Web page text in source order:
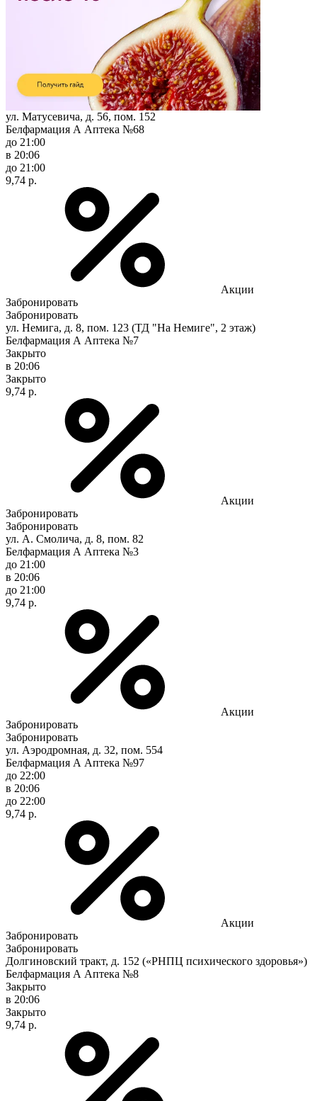
ул. Матусевича, д. 56, пом. 152
Белфармация А Аптека №68
до 21:00
в 20:06
до 21:00
9,74 р.
Акции
Забронировать
Забронировать
ул. Немига, д. 8, пом. 123 (ТД "На Немиге", 2 этаж)
Белфармация А Аптека №7
Закрыто
в 20:06
Закрыто
9,74 р.
Акции
Забронировать
Забронировать
ул. А. Смолича, д. 8, пом. 82
Белфармация А Аптека №3
до 21:00
в 20:06
до 21:00
9,74 р.
Акции
Забронировать
Забронировать
ул. Аэродромная, д. 32, пом. 554
Белфармация А Аптека №97
до 22:00
в 20:06
до 22:00
9,74 р.
Акции
Забронировать
Забронировать
Долгиновский тракт, д. 152 («РНПЦ психического здоровья»)
Белфармация А Аптека №8
Закрыто
в 20:06
Закрыто
9,74 р.